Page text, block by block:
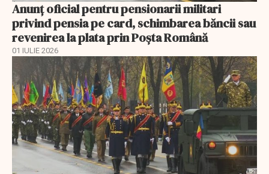
Anunţ oficial pentru pensionarii militari
privind pensia pe card, schimbarea băncii sau
revenirea la plata prin Poşta Română
01 IULIE 2026